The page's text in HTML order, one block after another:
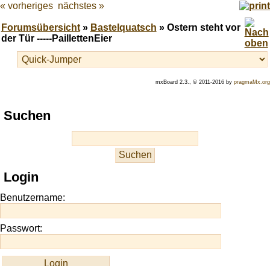
« vorheriges nächstes »
Forumsübersicht» Bastelquatsch » Ostern steht vor
der Tür -----PaillettenEier
mxBoard 2.3., © 2011-2016 by pragmaMx.org
Play
best
site
https://onlineslots.money/
Suchen
Login
Benutzername:
Passwort: